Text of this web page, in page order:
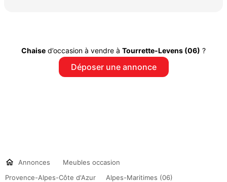
Chaise d’occasion à vendre à Tourrette-Levens (06) ?
Déposer une annonce
Annonces
Meubles occasion
Provence-Alpes-Côte d'Azur
Alpes-Maritimes (06)